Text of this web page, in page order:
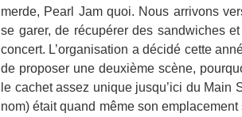
merde, Pearl Jam quoi. Nous arrivons
se garer, de récupérer des sandwiches
concert. L’organisation a décidé cette
de proposer une deuxième scène,
le cachet assez unique jusqu’ici du Main
nom) était quand même son